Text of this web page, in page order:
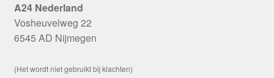
A24 Nederland
Vosheuvelweg 22
6545 AD Nijmegen
(Het wordt niet gebruikt bij klachten)